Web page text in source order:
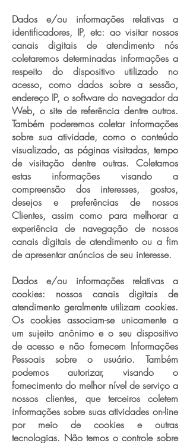
Dados e/ou informações relativas a
identificadores, IP, etc: ao visitar nossos
canais digitais de atendimento nós
coletaremos determinadas informações a
respeito do dispositivo utilizado no
acesso, como dados sobre a sessão,
endereço IP, o software do navegador da
Web, o site de referência dentre outros.
Também poderemos coletar informações
sobre sua atividade, como o conteúdo
visualizado, as páginas visitadas, tempo
de visitação dentre outras. Coletamos
estas informações visando a
compreensão dos interesses, gostos,
desejos e preferências de nossos
Clientes, assim como para melhorar a
experiência de navegação de nossos
canais digitais de atendimento ou a fim
de apresentar anúncios de seu interesse.
Dados e/ou informações relativas a
cookies: nossos canais digitais de
atendimento geralmente utilizam cookies.
Os cookies associam-se unicamente a
um sujeito anônimo e o seu dispositivo
de acesso e não fornecem Informações
Pessoais sobre o usuário. Também
podemos autorizar, visando o
fornecimento do melhor nível de serviço a
nossos clientes, que terceiros coletem
informações sobre suas atividades on-line
por meio de cookies e outras
tecnologias. Não temos o controle sobre